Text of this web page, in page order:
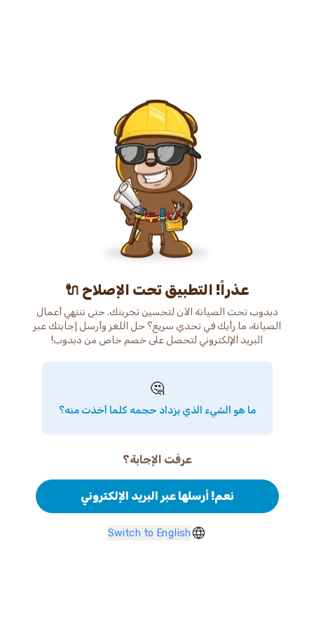
عذراً! التطبيق تحت الإصلاح 🔌
دبدوب تحت الصيانة الآن لتحسين تجربتك. حتى ننتهي أعمال
الصيانة، ما رأيك في تحدي سريع؟ حل اللغز وأرسل إجابتك عبر
البريد الإلكتروني لتحصل على خصم خاص من دبدوب!
🤔
ما هو الشيء الذي يزداد حجمه كلما أخذت منه؟
عرفت الإجابة؟
نعم! أرسلها عبر البريد الإلكتروني
Switch to English